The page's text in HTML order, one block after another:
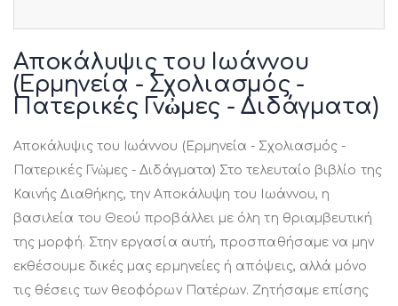
στην
αρχή
της
συλλογής
Αποκάλυψις του Ιωάννου
(Ερμηνεία - Σχολιασμός -
Πατερικές Γνὠμες - Διδάγματα)
Αποκάλυψις του Ιωάννου (Ερμηνεία - Σχολιασμός -
Πατερικές Γνὠμες - Διδάγματα) Στο τελευταίο βιβλίο της
Καινής Δια­θήκης, την Αποκάλυψη του Ιωάν­νου, η
βασιλεία του Θεού προβάλλει με όλη τη θριαμβευτική
της μορφή. Στην εργασία αυτή, προσπαθήσαμε να μην
εκθέσουμε δικές μας ερμηνείες ή απόψεις, αλλά μόνο
τις θέσεις των θεοφόρων Πατέρων. Ζητήσαμε επίσης